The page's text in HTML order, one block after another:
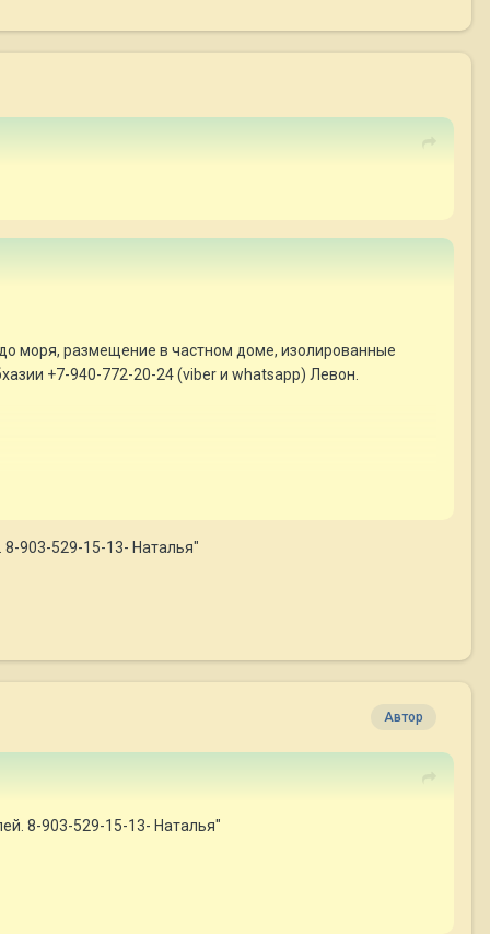
моря, размещение в частном доме, изолированные
+7-940-772-20-24 (viber и whatsapp) Левон.
8-903-529-15-13- Наталья"
Автор
8-903-529-15-13- Наталья"